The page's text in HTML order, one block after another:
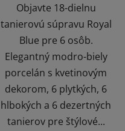
Objavte 18-dielnu
tanierovú súpravu Royal
Blue pre 6 osôb.
Elegantný modro-biely
porcelán s kvetinovým
dekorom, 6 plytkých, 6
hlbokých a 6 dezertných
tanierov pre štýlové...